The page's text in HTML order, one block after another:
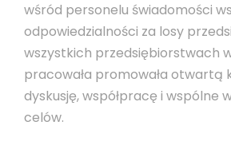
wśród personelu świadomości
odpowiedzialności za losy
wszystkich przedsiębiorstwach
pracowała promowała otwartą
dyskusję, współpracę i wspólne
celów.